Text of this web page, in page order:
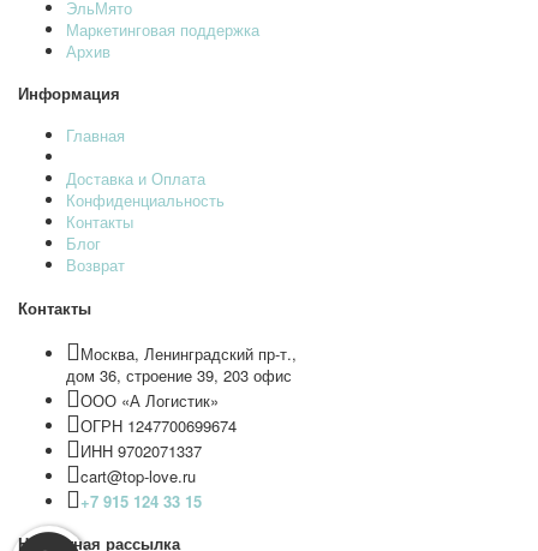
ЭльМято
Маркетинговая поддержка
Архив
Информация
Главная
Доставка и Оплата
Конфиденциальность
Контакты
Блог
Возврат
Контакты
Москва, Ленинградский пр-т.,
дом 36, строение 39, 203 офис
ООО «А Логистик»
ОГРН 1247700699674
ИНН 9702071337
cart@top-love.ru
+7 915 124 33 15
Новостная рассылка